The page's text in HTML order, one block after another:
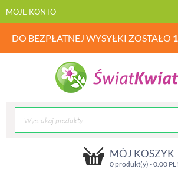
MOJE KONTO
DO BEZPŁATNEJ WYSYŁKI ZOSTAŁO
MÓJ KOSZYK
0 produkt(y) -0.00